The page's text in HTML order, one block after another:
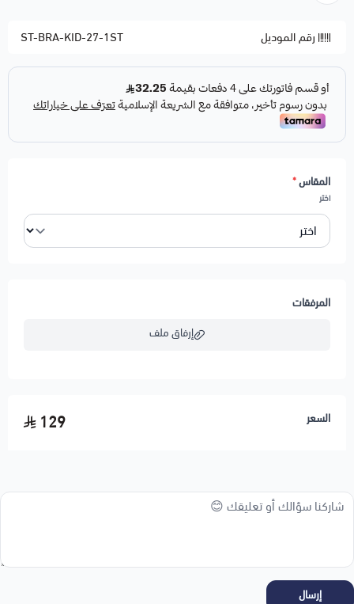
لاختيار خدمة الطباعة
لاختيار خدمة اضافة شعاراضغط هنا
رقم الموديل ST-BRA-KID-27-1ST
المقاس*
اختر
المرفقات
إرفاق ملف
السعر 129
إرسال